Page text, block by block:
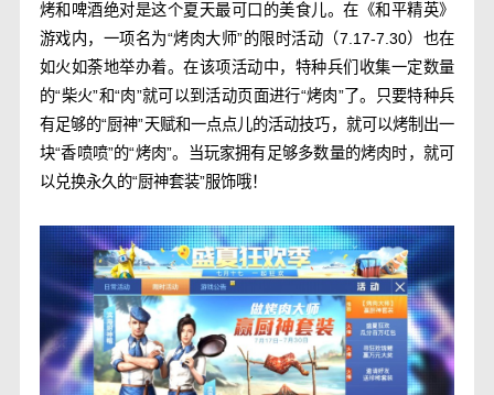
烤和啤酒绝对是这个夏天最可口的美食儿。在《和平精英》
游戏内，一项名为“烤肉大师”的限时活动（7.17-7.30）也在
如火如荼地举办着。在该项活动中，特种兵们收集一定数量
的“柴火”和“肉”就可以到活动页面进行“烤肉”了。只要特种兵
有足够的“厨神”天赋和一点点儿的活动技巧，就可以烤制出一
块“香喷喷”的“烤肉”。当玩家拥有足够多数量的烤肉时，就可
以兑换永久的“厨神套装”服饰哦！